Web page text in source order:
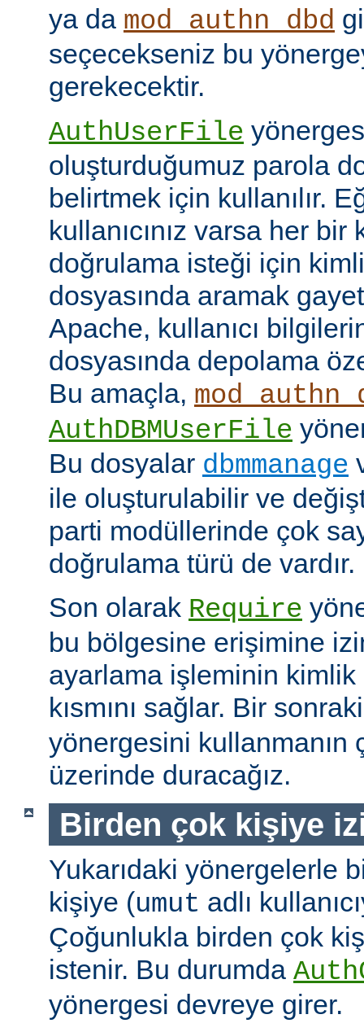
ya da mod_authn_dbd
seçecekseniz bu
gerekecektir.
AuthUserFile
oluşturduğumuz parola
belirtmek için kullanılır.
kullanıcınız varsa her bir
doğrulama isteği için
dosyasında aramak
Apache, kullanıcı
dosyasında depolama
Bu amaçla,
AuthDBMUserFile
Bu dosyalar dbmmanage
ile oluşturulabilir ve
parti modüllerinde çok
doğrulama türü de vardır.
Son olarak Require
bu bölgesine erişimine
ayarlama işleminin kimlik
kısmını sağlar. Bir
yönergesini kullanmanın
üzerinde duracağız.
Birden çok kişiye
Yukarıdaki yönergelerle
kişiye (umut adlı
Çoğunlukla birden çok
istenir. Bu durumda
yönergesi devreye girer.